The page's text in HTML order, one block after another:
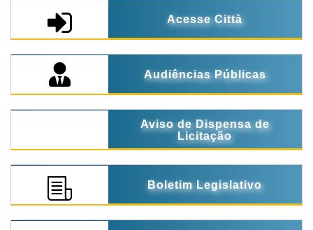
Acesse Città
Audiências Públicas
Aviso de Dispensa de
Licitação
Boletim Legislativo